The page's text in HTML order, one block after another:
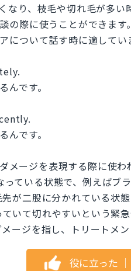
なり、枝毛や切れ毛が多
の際に使うことができま
について話す時に適してい
んです。
んです。
ージを表現する際に使わ
ている状態で、例えばブ
が二股に分かれている状
いて切れやすいという緊
ジを指し、トリートメン
役に立った ｜